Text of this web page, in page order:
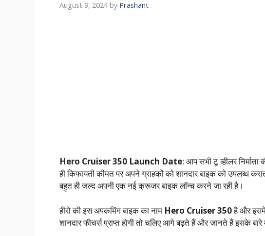
August 9, 2024 by Prashant
Hero Cruiser 350 Launch Date: आप सभी टू व्हीलर
ही किफायती कीमत पर अपने ग्राहकों को शानदार बाइक को उपलब्ध
बहुत ही जल्द अपनी एक नई क्रूजर बाइक लॉन्च करने जा रही है।
हीरो की इस अपकमिंग बाइक का नाम Hero Cruiser 350है और
शानदार फीचर्स प्राप्त होगी तो चलिए आगे बढ़ते हैं और जानते हैं इसके बारे